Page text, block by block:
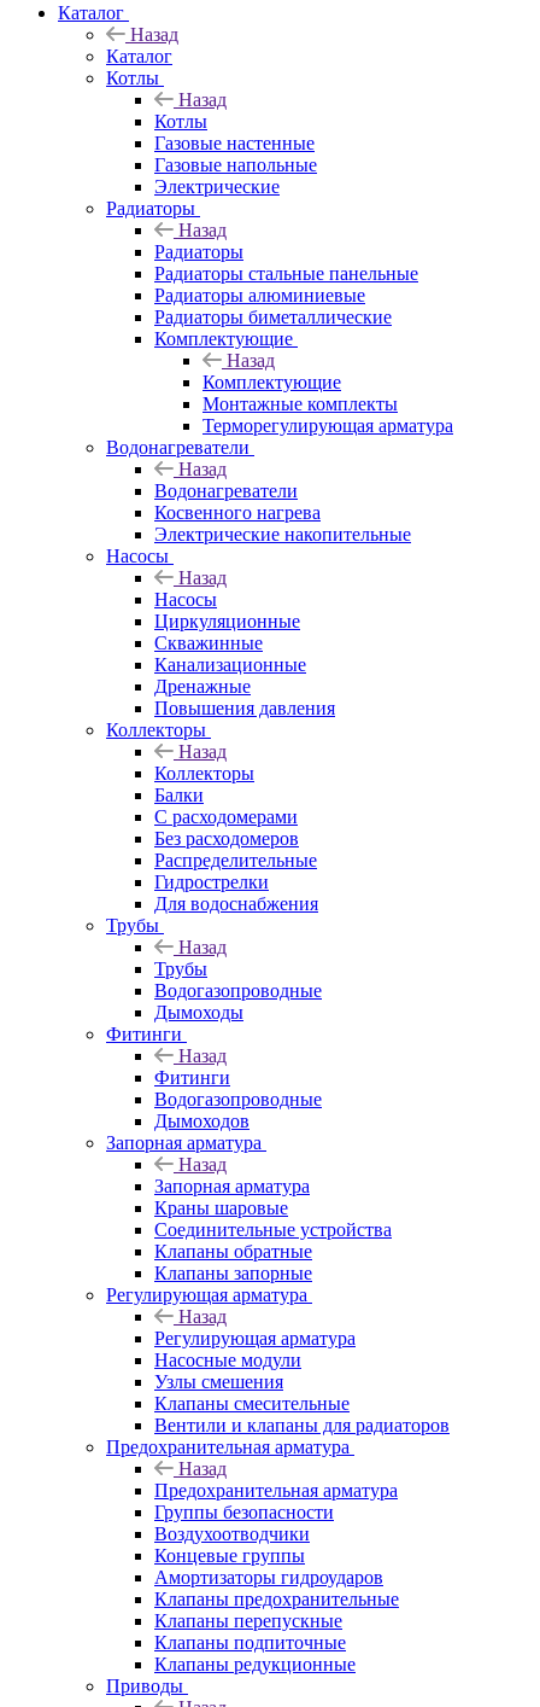
Каталог
Назад
Каталог
Котлы
Назад
Котлы
Газовые настенные
Газовые напольные
Электрические
Радиаторы
Назад
Радиаторы
Радиаторы стальные панельные
Радиаторы алюминиевые
Радиаторы биметаллические
Комплектующие
Назад
Комплектующие
Монтажные комплекты
Терморегулирующая арматура
Водонагреватели
Назад
Водонагреватели
Косвенного нагрева
Электрические накопительные
Насосы
Назад
Насосы
Циркуляционные
Скважинные
Канализационные
Дренажные
Повышения давления
Коллекторы
Назад
Коллекторы
Балки
С расходомерами
Без расходомеров
Распределительные
Гидрострелки
Для водоснабжения
Трубы
Назад
Трубы
Водогазопроводные
Дымоходы
Фитинги
Назад
Фитинги
Водогазопроводные
Дымоходов
Запорная арматура
Назад
Запорная арматура
Краны шаровые
Соединительные устройства
Клапаны обратные
Клапаны запорные
Регулирующая арматура
Назад
Регулирующая арматура
Насосные модули
Узлы смешения
Клапаны смесительные
Вентили и клапаны для радиаторов
Предохранительная арматура
Назад
Предохранительная арматура
Группы безопасности
Воздухоотводчики
Концевые группы
Амортизаторы гидроударов
Клапаны предохранительные
Клапаны перепускные
Клапаны подпиточные
Клапаны редукционные
Приводы